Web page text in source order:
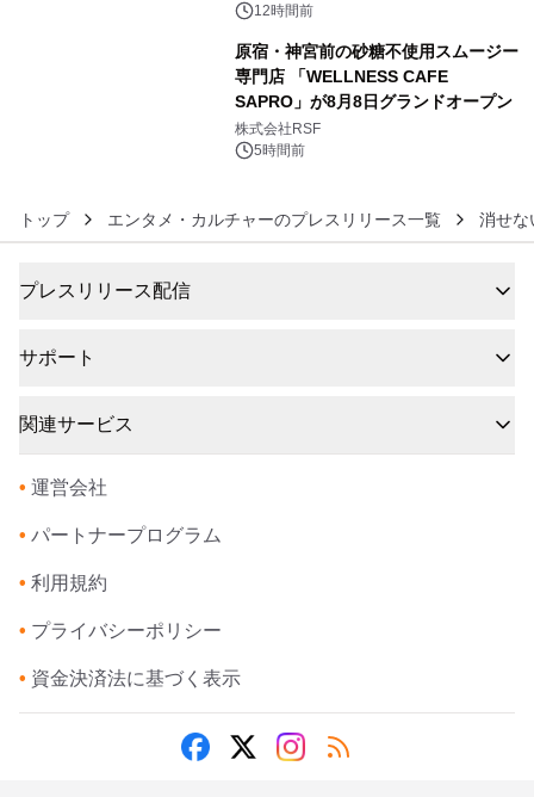
ぐっと豊かに
12時間前
原宿・神宮前の砂糖不使用スムージー
専門店 「WELLNESS CAFE
SAPRO」が8月8日グランドオープン
株式会社RSF
5時間前
トップ エンタメ・カルチャーのプレスリリース一覧 消せな
プレスリリース配信
サポート
関連サービス
• 運営会社
• パートナープログラム
• 利用規約
• プライバシーポリシー
• 資金決済法に基づく表示